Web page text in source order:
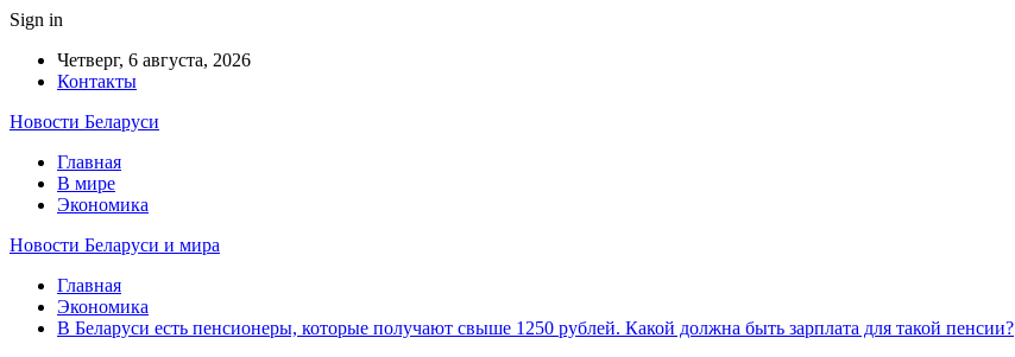
Sign in
Четверг, 6 августа, 2026
Контакты
Новости Беларуси
Главная
В мире
Экономика
Новости Беларуси и мира
Главная
Экономика
В Беларуси есть пенсионеры, которые получают свыше 1250 рублей. Какой должна быть зарплата для такой пенсии?